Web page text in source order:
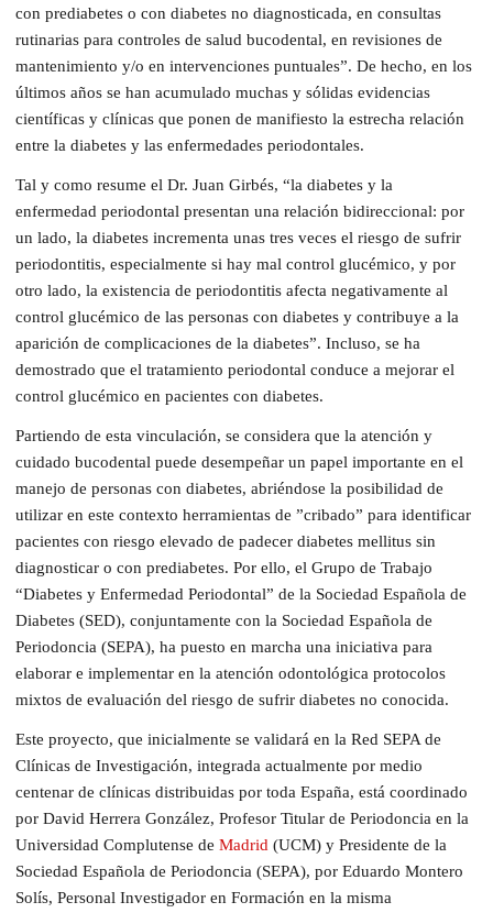
con prediabetes o con diabetes no diagnosticada, en consultas
rutinarias para controles de salud bucodental, en revisiones de
mantenimiento y/o en intervenciones puntuales”. De hecho, en los
últimos años se han acumulado muchas y sólidas evidencias
científicas y clínicas que ponen de manifiesto la estrecha relación
entre la diabetes y las enfermedades periodontales.
Tal y como resume el Dr. Juan Girbés, “la diabetes y la
enfermedad periodontal presentan una relación bidireccional: por
un lado, la diabetes incrementa unas tres veces el riesgo de sufrir
periodontitis, especialmente si hay mal control glucémico, y por
otro lado, la existencia de periodontitis afecta negativamente al
control glucémico de las personas con diabetes y contribuye a la
aparición de complicaciones de la diabetes”. Incluso, se ha
demostrado que el tratamiento periodontal conduce a mejorar el
control glucémico en pacientes con diabetes.
Partiendo de esta vinculación, se considera que la atención y
cuidado bucodental puede desempeñar un papel importante en el
manejo de personas con diabetes, abriéndose la posibilidad de
utilizar en este contexto herramientas de ”cribado” para identificar
pacientes con riesgo elevado de padecer diabetes mellitus sin
diagnosticar o con prediabetes. Por ello, el Grupo de Trabajo
“Diabetes y Enfermedad Periodontal” de la Sociedad Española de
Diabetes (SED), conjuntamente con la Sociedad Española de
Periodoncia (SEPA), ha puesto en marcha una iniciativa para
elaborar e implementar en la atención odontológica protocolos
mixtos de evaluación del riesgo de sufrir diabetes no conocida.
Este proyecto, que inicialmente se validará en la Red SEPA de
Clínicas de Investigación, integrada actualmente por medio
centenar de clínicas distribuidas por toda España, está coordinado
por David Herrera González, Profesor Titular de Periodoncia en la
Universidad Complutense de Madrid (UCM) y Presidente de la
Sociedad Española de Periodoncia (SEPA), por Eduardo Montero
Solís, Personal Investigador en Formación en la misma